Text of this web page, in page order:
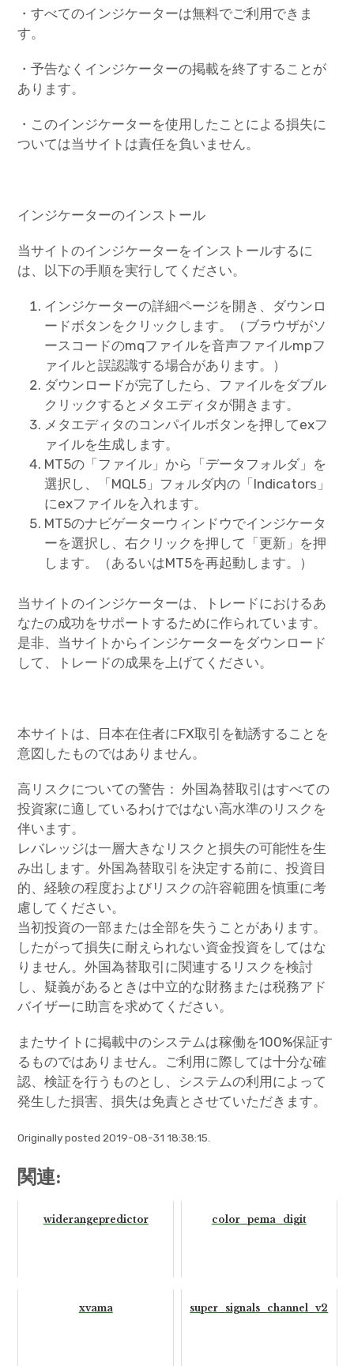
・すべてのインジケーターは無料でご利用できま
す。
・予告なくインジケーターの掲載を終了することが
あります。
・このインジケーターを使用したことによる損失に
ついては当サイトは責任を負いません。
インジケーターのインストール
当サイトのインジケーターをインストールするに
は、以下の手順を実行してください。
インジケーターの詳細ページを開き、ダウンロ
ードボタンをクリックします。（ブラウザがソ
ースコードのmqファイルを音声ファイルmpフ
ァイルと誤認識する場合があります。）
ダウンロードが完了したら、ファイルをダブル
クリックするとメタエディタが開きます。
メタエディタのコンパイルボタンを押してexフ
ァイルを生成します。
MT5の「ファイル」から「データフォルダ」を
選択し、「MQL5」フォルダ内の「Indicators」
にexファイルを入れます。
MT5のナビゲーターウィンドウでインジケータ
ーを選択し、右クリックを押して「更新」を押
します。（あるいはMT5を再起動します。）
当サイトのインジケーターは、トレードにおけるあ
なたの成功をサポートするために作られています。
是非、当サイトからインジケーターをダウンロード
して、トレードの成果を上げてください。
本サイトは、日本在住者にFX取引を勧誘することを
意図したものではありません。
高リスクについての警告： 外国為替取引はすべての
投資家に適しているわけではない高水準のリスクを
伴います。
レバレッジは一層大きなリスクと損失の可能性を生
み出します。外国為替取引を決定する前に、投資目
的、経験の程度およびリスクの許容範囲を慎重に考
慮してください。
当初投資の一部または全部を失うことがあります。
したがって損失に耐えられない資金投資をしてはな
りません。外国為替取引に関連するリスクを検討
し、疑義があるときは中立的な財務または税務アド
バイザーに助言を求めてください。
またサイトに掲載中のシステムは稼働を100%保証す
るものではありません。ご利用に際しては十分な確
認、検証を行うものとし、システムの利用によって
発生した損害、損失は免責とさせていただきます。
Originally posted 2019-08-31 18:38:15.
関連:
widerangepredictor color_pema_digit
xvama super_signals_channel_v2